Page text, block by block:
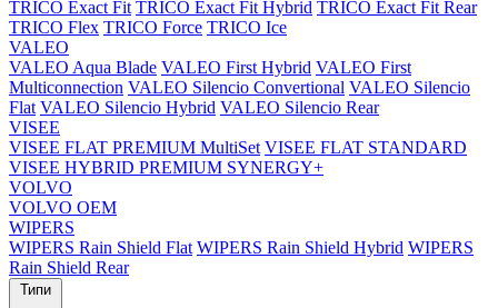
TRICO Exact Fit TRICO Exact Fit Hybrid TRICO Exact Fit Rear
TRICO Flex TRICO Force TRICO Ice
VALEO
VALEO Aqua Blade VALEO First Hybrid VALEO First
Multiconnection VALEO Silencio Convertional VALEO Silencio
Flat VALEO Silencio Hybrid VALEO Silencio Rear
VISEE
VISEE FLAT PREMIUM MultiSet VISEE FLAT STANDARD
VISEE HYBRID PREMIUM SYNERGY+
VOLVO
VOLVO OEM
WIPERS
WIPERS Rain Shield Flat WIPERS Rain Shield Hybrid WIPERS
Rain Shield Rear
Типи